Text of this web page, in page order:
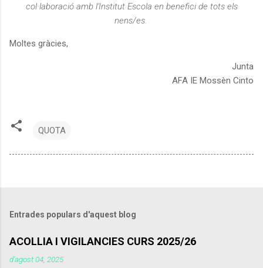
col·laboració amb l'Institut Escola en benefici de tots els
nens/es.
Moltes gràcies,
Junta
AFA IE Mossèn Cinto
QUOTA
Entrades populars d'aquest blog
ACOLLIA I VIGILANCIES CURS 2025/26
d’agost 04, 2025